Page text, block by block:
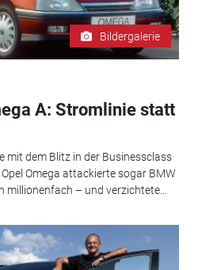
Bildergalerie
A: Stromlinie statt
mit dem Blitz in der Businessclass
Omega attackierte sogar BMW
millionenfach – und verzichtete...